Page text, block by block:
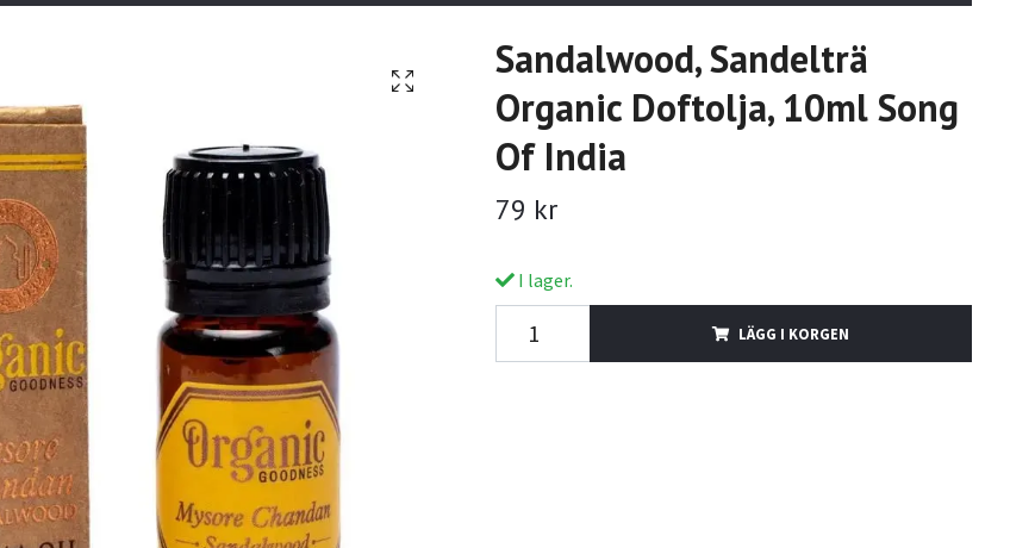
Sandalwood, Sandelträ
Organic Doftolja, 10ml Song
Of India
79 kr
I lager.
LÄGG I KORGEN